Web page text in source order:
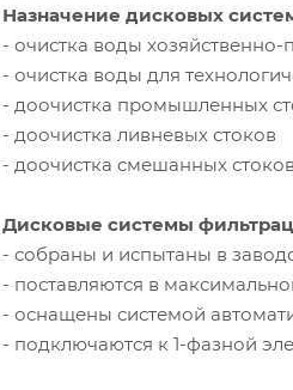
Назначение дисковых
- очистка воды хозяйственно-
- очистка воды для
- доочистка промышленных
- доочистка ливневых стоков
- доочистка смешанных стоков
Дисковые системы
- собраны и испытаны в
- поставляются в
- оснащены системой
- подключаются к 1-фазной